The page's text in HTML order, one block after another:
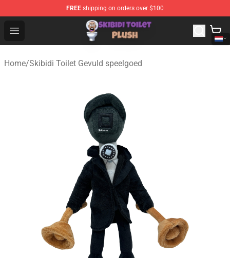
FREE shipping on orders over $100
Open menu
Skibidi Toilet Plush Shop - Official Skibidi Toilet Plush
Home/Skibidi Toilet Gevuld speelgoed